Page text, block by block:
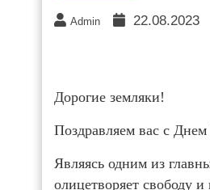
Admin 22.08.2023
Дорогие земляки!
Поздравляем вас с
Являясь одним из
олицетворяет свободу